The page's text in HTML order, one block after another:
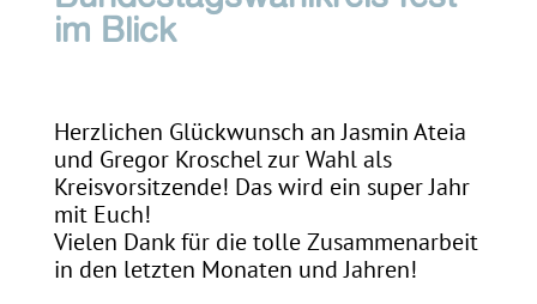
im Blick
Herzlichen Glückwunsch an Jasmin Ateia
und Gregor Kroschel zur Wahl als
Kreisvorsitzende! Das wird ein super Jahr
mit Euch!
Vielen Dank für die tolle Zusammenarbeit
in den letzten Monaten und Jahren!